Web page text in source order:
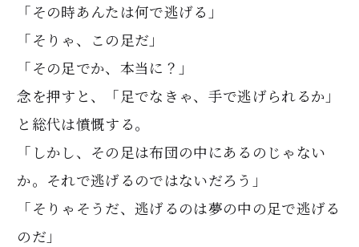
「その時あんたは何で逃げる」
「そりゃ、この足だ」
「その足でか、本当に？」
念を押すと、「足でなきゃ、手で逃げられるか」
と総代は憤慨する。
「しかし、その足は布団の中にあるのじゃない
か。それで逃げるのではないだろう」
「そりゃそうだ、逃げるのは夢の中の足で逃げる
のだ」